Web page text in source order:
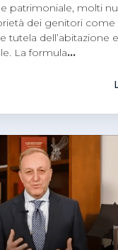
patrimoniale, molti
dei genitori
tutela dell’abitazione
La formula…